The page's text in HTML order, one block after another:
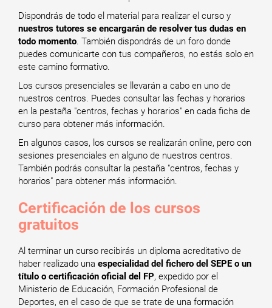
Dispondrás de todo el material para realizar el curso y
nuestros tutores se encargarán de resolver tus dudas en
todo momento. También dispondrás de un foro donde
puedes comunicarte con tus compañeros, no estás solo en
este camino formativo.
Los cursos presenciales se llevarán a cabo en uno de
nuestros centros. Puedes consultar las fechas y horarios
en la pestaña "centros, fechas y horarios" en cada ficha de
curso para obtener más información.
En algunos casos, los cursos se realizarán online, pero con
sesiones presenciales en alguno de nuestros centros.
También podrás consultar la pestaña "centros, fechas y
horarios" para obtener más información.
Certificación de los cursos
gratuitos
Al terminar un curso recibirás un diploma acreditativo de
haber realizado una especialidad del fichero del SEPE o un
título o certificación oficial del FP, expedido por el
Ministerio de Educación, Formación Profesional de
Deportes, en el caso de que se trate de una formación